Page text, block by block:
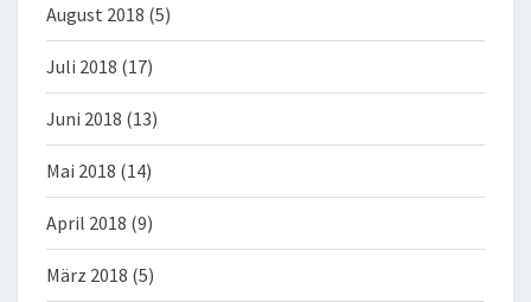
August 2018 (5)
Juli 2018 (17)
Juni 2018 (13)
Mai 2018 (14)
April 2018 (9)
März 2018 (5)